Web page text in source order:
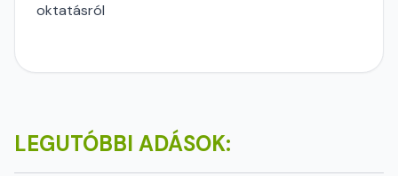
oktatásról
LEGUTÓBBI ADÁSOK: